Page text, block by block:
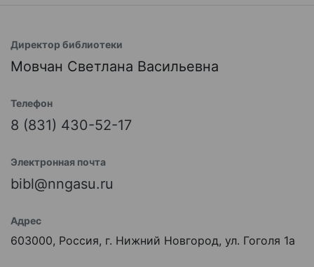
Директор библиотеки
Мовчан Светлана Васильевна
Телефон
8 (831) 430-52-17
Электронная почта
bibl@nngasu.ru
Адрес
603000, Россия, г. Нижний Новгород, ул. Гоголя 1а